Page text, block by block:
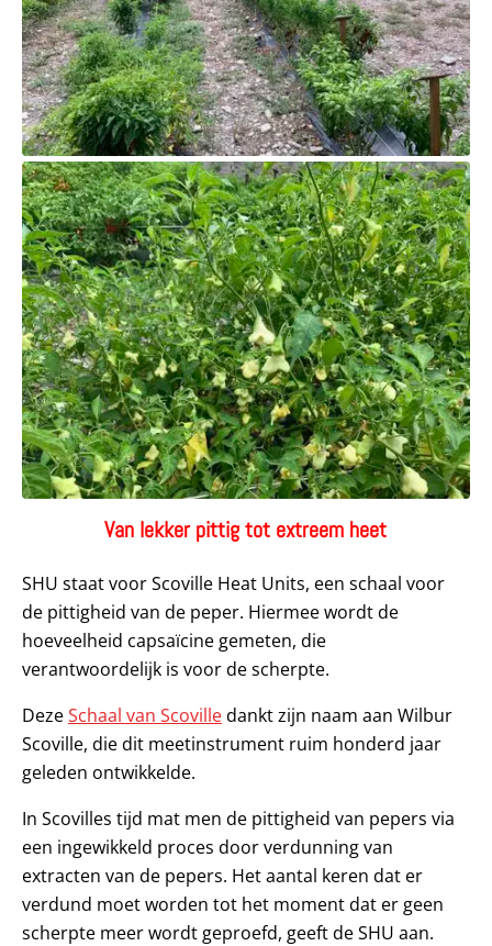
Van lekker pittig tot extreem heet
SHU staat voor Scoville Heat Units, een schaal voor
de pittigheid van de peper. Hiermee wordt de
hoeveelheid capsaïcine gemeten, die
verantwoordelijk is voor de scherpte.
DezeSchaal van Scovilledankt zijn naam aan Wilbur
Scoville, die dit meetinstrument ruim honderd jaar
geleden ontwikkelde.
In Scovilles tijd mat men de pittigheid van pepers via
een ingewikkeld proces door verdunning van
extracten van de pepers. Het aantal keren dat er
verdund moet worden tot het moment dat er geen
scherpte meer wordt geproefd, geeft de SHU aan.